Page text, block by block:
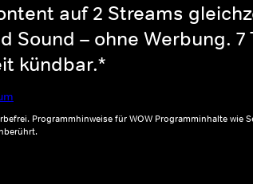
auf 2 Streams
Sound – ohne Werbung.
kündbar.*
Programmhinweise für WOW Programminhalte wie